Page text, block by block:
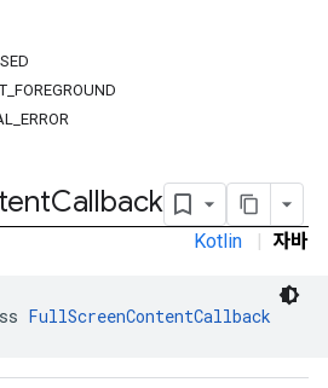
Callback
Kotlin | 자바
FullScreenContentCallback